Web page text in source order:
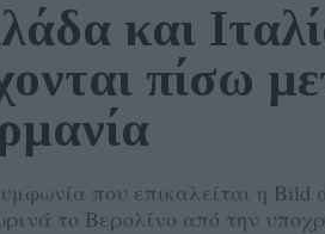
και
πίσω
που επικαλείται η Bild
το Βερολίνο από την